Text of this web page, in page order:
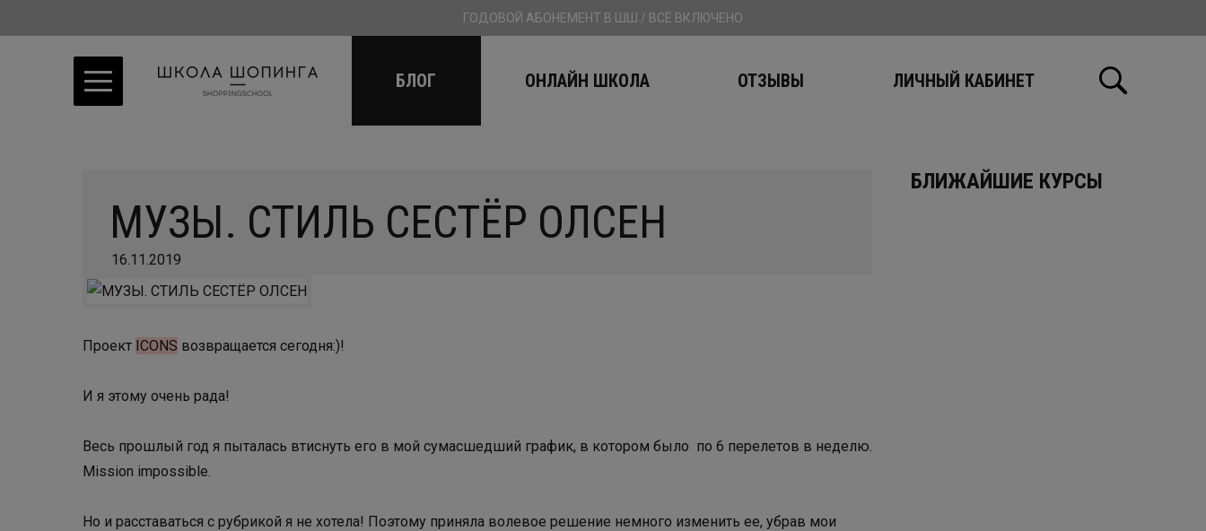
ГОДОВОЙ АБОНЕМЕНТ В ШШ / ВСЁ ВКЛЮЧЕНО
БЛОГ ОНЛАЙН ШКОЛА ОТЗЫВЫ ЛИЧНЫЙ КАБИНЕТ
МУЗЫ. СТИЛЬ СЕСТЁР ОЛСЕН
16.11.2019
Проект ICONS возвращается сегодня:)!
И я этому очень рада!
Весь прошлый год я пыталась втиснуть его в мой сумасшедший график, в котором было по 6 перелетов в неделю.
Mission impossible.
Но и расставаться с рубрикой я не хотела! Поэтому приняла волевое решение немного изменить ее, убрав мои
БЛИЖАЙШИЕ КУРСЫ